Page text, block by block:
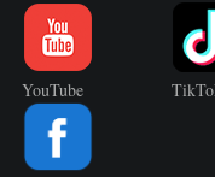
YouTube